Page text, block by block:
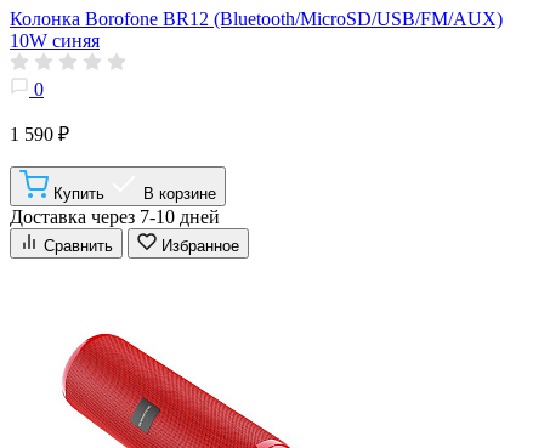
Колонка Borofone BR12 (Bluetooth/MicroSD/USB/FM/AUX)
10W синяя
0
1 590 ₽
Купить В корзине
Доставка через 7-10 дней
Сравнить Избранное